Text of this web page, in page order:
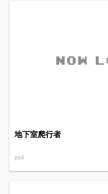
地下室爬行者
ps4